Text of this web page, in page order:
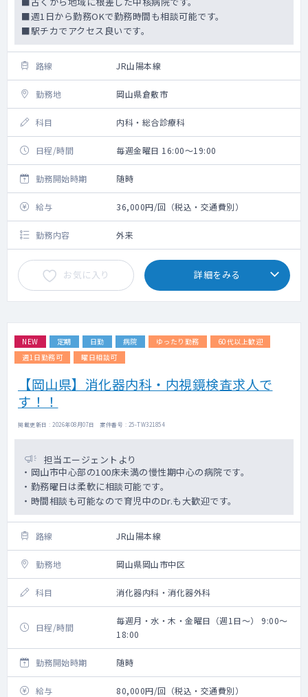
■週1日から勤務OKで勤務時間も相談可能です。
■駅チカでアクセス良いです。
路線 JR山陽本線
勤務地 岡山県倉敷市
科目 内科・総合診療科
日程/時間 毎週金曜日 16:00～19:00
勤務開始時期 随時
給与 36,000円/回（税込・交通費別）
勤務内容 外来
お気に入り 詳細をみる
NEW 定期 日勤 病院 ゆったり勤務
60代以上歓迎
週1日勤務可
曜日相談可
【岡山県】消化器内科・内視鏡検査求人で
す！！
掲載更新日 : 2026年08月07日 案件番号 : 25-TW321854
担当エージェントより
・岡山市中心部の100床未満の慢性期中心の病院です。
・勤務曜日は柔軟に相談可能です。
・時間相談も可能なので育児中のDr.も大歓迎です。
路線 JR山陽本線
勤務地 岡山県岡山市中区
科目 消化器内科・消化器外科
日程/時間
毎週月・水・木・金曜日（週1日～） 9:00～
18:00
勤務開始時期 随時
給与 80,000円/回（税込・交通費別）